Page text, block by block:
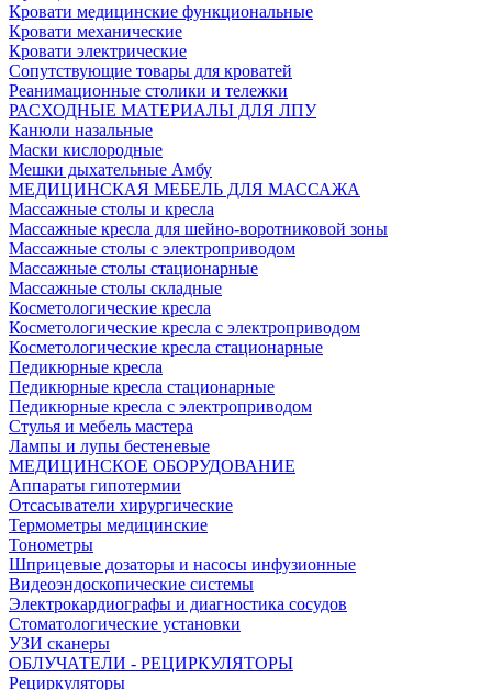
Кровати медицинские функциональные
Кровати механические
Кровати электрические
Сопутствующие товары для кроватей
Реанимационные столики и тележки
РАСХОДНЫЕ МАТЕРИАЛЫ ДЛЯ ЛПУ
Канюли назальные
Маски кислородные
Мешки дыхательные Амбу
МЕДИЦИНСКАЯ МЕБЕЛЬ ДЛЯ МАССАЖА
Массажные столы и кресла
Массажные кресла для шейно-воротниковой зоны
Массажные столы с электроприводом
Массажные столы стационарные
Массажные столы складные
Косметологические кресла
Косметологические кресла с электроприводом
Косметологические кресла стационарные
Педикюрные кресла
Педикюрные кресла стационарные
Педикюрные кресла с электроприводом
Стулья и мебель мастера
Лампы и лупы бестеневые
МЕДИЦИНСКОЕ ОБОРУДОВАНИЕ
Аппараты гипотермии
Отсасыватели хирургические
Термометры медицинские
Тонометры
Шприцевые дозаторы и насосы инфузионные
Видеоэндоскопические системы
Электрокардиографы и диагностика сосудов
Стоматологические установки
УЗИ сканеры
ОБЛУЧАТЕЛИ - РЕЦИРКУЛЯТОРЫ
Рециркуляторы